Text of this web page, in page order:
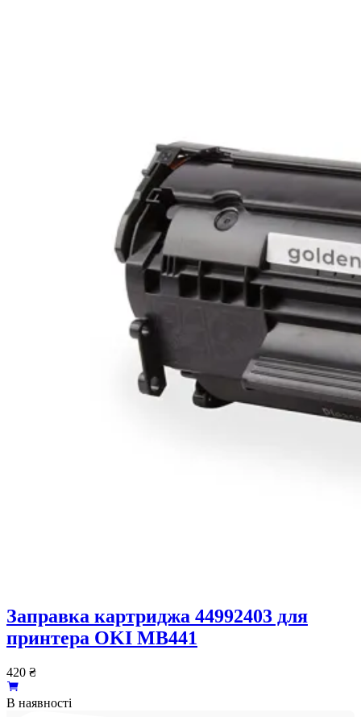
Заправка картриджа 44992403 для
принтера OKI MB441
420 ₴
В наявності